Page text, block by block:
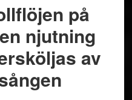
på
njutning
av